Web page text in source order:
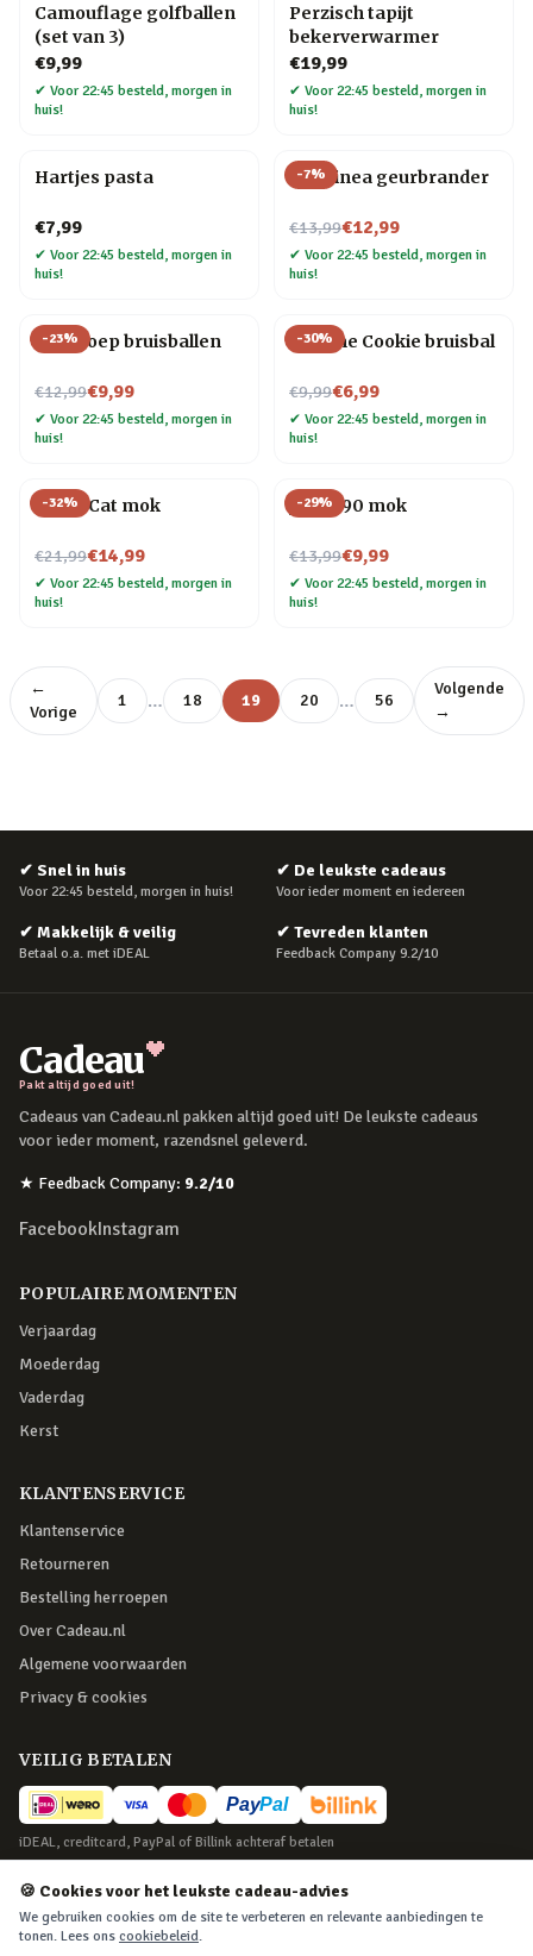
Camouflage golfballen
(set van 3)
€9,99
✔ Voor 22:45 besteld, morgen in
huis!
Perzisch tapijt
bekerverwarmer
€19,99
✔ Voor 22:45 besteld, morgen in
huis!
Hartjes pasta
€7,99
✔ Voor 22:45 besteld, morgen in
huis!
-7%
Chiminea geurbrander
€13,99
Nu voor€12,99
✔ Voor 22:45 besteld, morgen in
huis!
-23%
Dinopoep bruisballen
€12,99
Nu voor€9,99
✔ Voor 22:45 besteld, morgen in
huis!
-30%
Fortune Cookie bruisbal
€9,99
Nu voor€6,99
✔ Voor 22:45 besteld, morgen in
huis!
-32%
Crazy Cat mok
€21,99
Nu voor€14,99
✔ Voor 22:45 besteld, morgen in
huis!
-29%
Jaren 90 mok
€13,99
Nu voor€9,99
✔ Voor 22:45 besteld, morgen in
huis!
←
Vorige
1 … 18 19 20 … 56
Volgende
→
✔ Snel in huis
Voor 22:45 besteld, morgen in huis!
✔ De leukste cadeaus
Voor ieder moment en iedereen
✔ Makkelijk & veilig
Betaal o.a. met iDEAL
✔ Tevreden klanten
Feedback Company 9.2/10
Cadeau
Pakt altijd goed uit!
Cadeaus van Cadeau.nl pakken altijd goed uit! De leukste cadeaus
voor ieder moment, razendsnel geleverd.
★ Feedback Company: 9.2/10
FacebookInstagram
POPULAIRE MOMENTEN
Verjaardag
Moederdag
Vaderdag
Kerst
KLANTENSERVICE
Klantenservice
Retourneren
Bestelling herroepen
Over Cadeau.nl
Algemene voorwaarden
Privacy & cookies
VEILIG BETALEN
iDEAL, creditcard, PayPal of Billink achteraf betalen
BEZORGING
Voor 22:45 besteld, morgen in huis. Tot 365 dagen retourneren.
🍪 Cookies voor het leukste cadeau-advies
We gebruiken cookies om de site te verbeteren en relevante aanbiedingen te
tonen. Lees ons cookiebeleid.